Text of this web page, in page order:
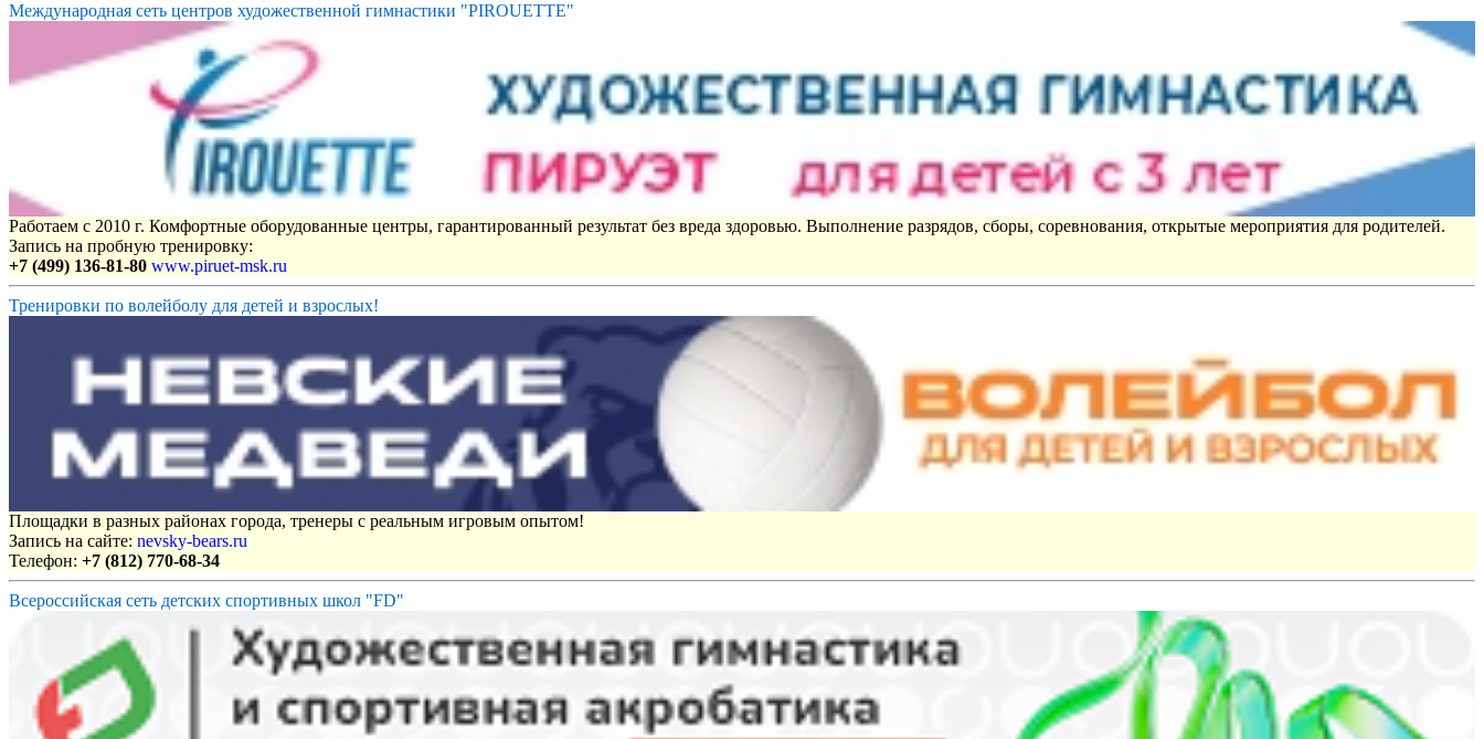
Международная сеть центров художественной гимнастики "PIROUETTE"
Работаем с 2010 г. Комфортные оборудованные центры, гарантированный результат без вреда здоровью. Выполнение разрядов, сборы, соревнования, открытые мероприятия для родителей.
Запись на пробную тренировку:
+7 (499) 136-81-80 www.piruet-msk.ru
Тренировки по волейболу для детей и взрослых!
Площадки в разных районах города, тренеры с реальным игровым опытом!
Запись на сайте: nevsky-bears.ru
Телефон: +7 (812) 770-68-34
Всероссийская сеть детских спортивных школ "FD"